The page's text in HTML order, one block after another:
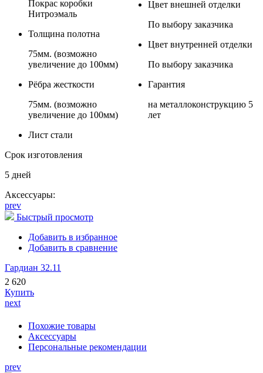
Покрас коробки
Нитроэмаль
Толщина полотна
75мм. (возможно
увеличение до 100мм)
Рёбра жесткости
75мм. (возможно
увеличение до 100мм)
Лист стали
Цвет внешней отделки
По выбору заказчика
Цвет внутренней отделки
По выбору заказчика
Гарантия
на металлоконструкцию 5
лет
Срок изготовления
5 дней
Аксессуары:
prev
Быстрый просмотр
Добавить в избранное
Добавить в сравнение
Гардиан 32.11
2 620
Купить
next
Похожие товары
Аксессуары
Персональные рекомендации
prev